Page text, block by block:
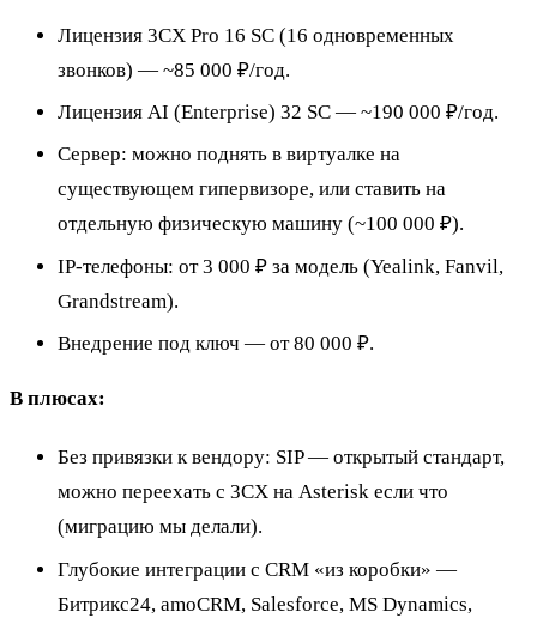
Лицензия 3CX Pro 16 SC (16 одновременных
звонков) — ~85 000 ₽/год.
Лицензия AI (Enterprise) 32 SC — ~190 000 ₽/год.
Сервер: можно поднять в виртуалке на
существующем гипервизоре, или ставить на
отдельную физическую машину (~100 000 ₽).
IP-телефоны: от 3 000 ₽ за модель (Yealink, Fanvil,
Grandstream).
Внедрение под ключ — от 80 000 ₽.
В плюсах:
Без привязки к вендору: SIP — открытый стандарт,
можно переехать с 3CX на Asterisk если что
(миграцию мы делали).
Глубокие интеграции с CRM «из коробки» —
Битрикс24, amoCRM, Salesforce, MS Dynamics,